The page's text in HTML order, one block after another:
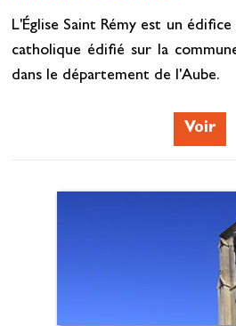
L'Église Saint Rémy est un
catholique édifié sur la
dans le département de l'Aube.
Voir